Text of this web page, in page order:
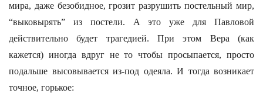
мира, даже безобидное, грозит разрушить постельный мир,
“выковырять” из постели. А это уже для Павловой
действительно будет трагедией. При этом Вера (как
кажется) иногда вдруг не то чтобы просыпается, просто
подальше высовывается из-под одеяла. И тогда возникает
точное, горькое: